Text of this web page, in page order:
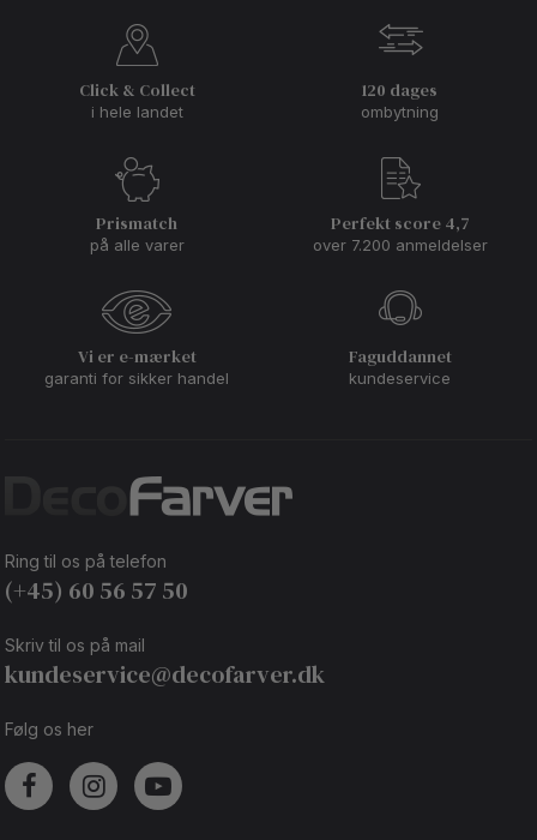
Click & Collect
i hele landet
120 dages
ombytning
Prismatch
på alle varer
Perfekt score 4,7
over 7.200 anmeldelser
Vi er e-mærket
garanti for sikker handel
Faguddannet
kundeservice
Ring til os på telefon
(+45) 60 56 57 50
Skriv til os på mail
kundeservice@decofarver.dk
Følg os her